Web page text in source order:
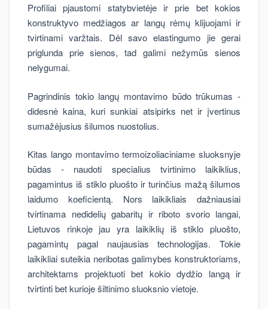
Profiliai pjaustomi statybvietėje ir prie bet kokios
konstruktyvo medžiagos ar langų rėmų klijuojami ir
tvirtinami varžtais. Dėl savo elastingumo jie gerai
priglunda prie sienos, tad galimi nežymūs sienos
nelygumai.
Pagrindinis tokio langų montavimo būdo trūkumas -
didesnė kaina, kuri sunkiai atsipirks net ir įvertinus
sumažėjusius šilumos nuostolius.
Kitas lango montavimo termoizoliaciniame sluoksnyje
būdas - naudoti specialius tvirtinimo laikiklius,
pagamintus iš stiklo pluošto ir turinčius mažą šilumos
laidumo koeficientą. Nors laikikliais dažniausiai
tvirtinama nedidelių gabaritų ir riboto svorio langai,
Lietuvos rinkoje jau yra laikiklių iš stiklo pluošto,
pagamintų pagal naujausias technologijas. Tokie
laikikliai suteikia neribotas galimybes konstruktoriams,
architektams projektuoti bet kokio dydžio langą ir
tvirtinti bet kurioje šiltinimo sluoksnio vietoje.